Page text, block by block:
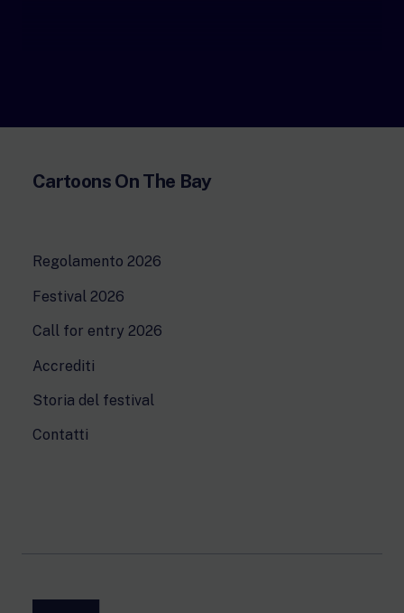
Cartoons On The Bay
Regolamento 2026
Festival 2026
Call for entry 2026
Accrediti
Storia del festival
Contatti